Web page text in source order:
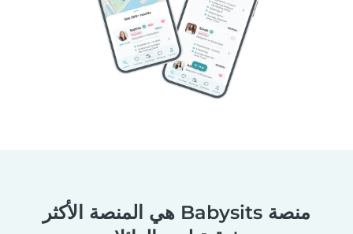
منصة Babysits هي المنصة الأكثر